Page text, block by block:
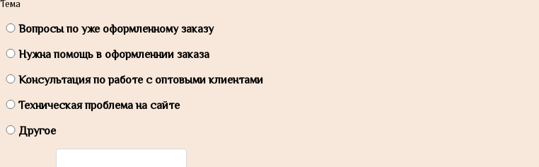
Тема
Вопросы по уже оформленному заказу
Нужна помощь в оформленнии заказа
Консультация по работе с оптовыми клиентами
Техническая проблема на сайте
Другое